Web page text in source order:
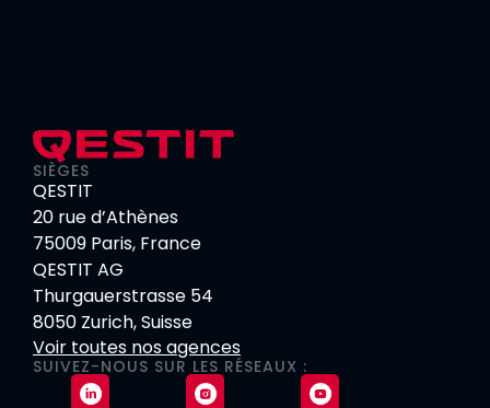
SIÈGES
QESTIT
20 rue d’Athènes
75009 Paris, France
QESTIT AG
Thurgauerstrasse 54
8050 Zurich, Suisse
Voir toutes nos agences
SUIVEZ-NOUS SUR LES RÉSEAUX :